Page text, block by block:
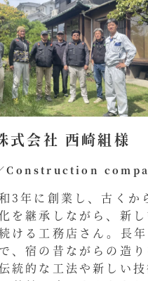
式会社 西崎組様
／Construction
3年に創業し、古くか
を継承しながら、新し
ける工務店さん。長
、宿の昔ながらの造り
統的な工法や新しい技